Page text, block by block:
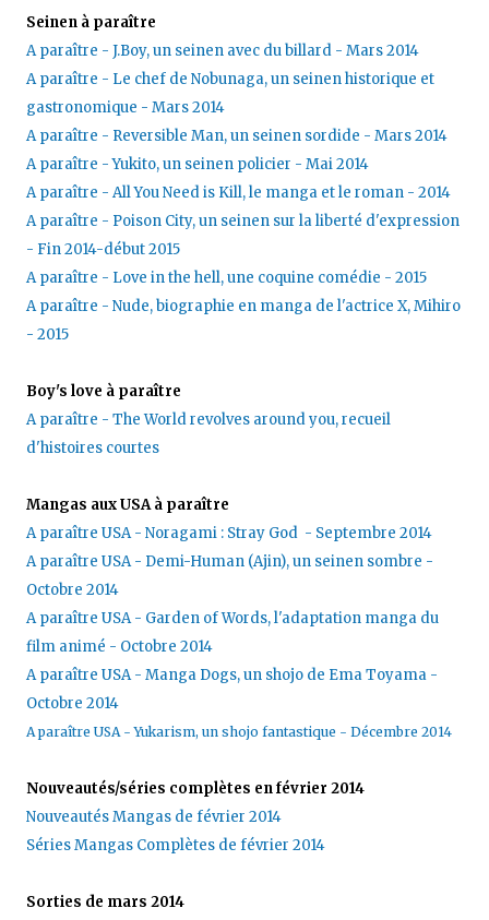
Seinen à paraître
A paraître - J.Boy, un seinen avec du billard - Mars 2014
A paraître - Le chef de Nobunaga, un seinen historique et
gastronomique - Mars 2014
A paraître - Reversible Man, un seinen sordide - Mars 2014
A paraître - Yukito, un seinen policier - Mai 2014
A paraître - All You Need is Kill, le manga et le roman - 2014
A paraître - Poison City, un seinen sur la liberté d'expression
- Fin 2014-début 2015
A paraître - Love in the hell, une coquine comédie - 2015
A paraître - Nude, biographie en manga de l'actrice X, Mihiro
- 2015
Boy's love à paraître
A paraître - The World revolves around you, recueil
d'histoires courtes
Mangas aux USA à paraître
A paraître USA - Noragami : Stray God - Septembre 2014
A paraître USA - Demi-Human (Ajin), un seinen sombre -
Octobre 2014
A paraître USA - Garden of Words, l'adaptation manga du
film animé - Octobre 2014
A paraître USA - Manga Dogs, un shojo de Ema Toyama -
Octobre 2014
A paraître USA - Yukarism, un shojo fantastique - Décembre 2014
Nouveautés/séries complètes en février 2014
Nouveautés Mangas de février 2014
Séries Mangas Complètes de février 2014
Sorties de mars 2014